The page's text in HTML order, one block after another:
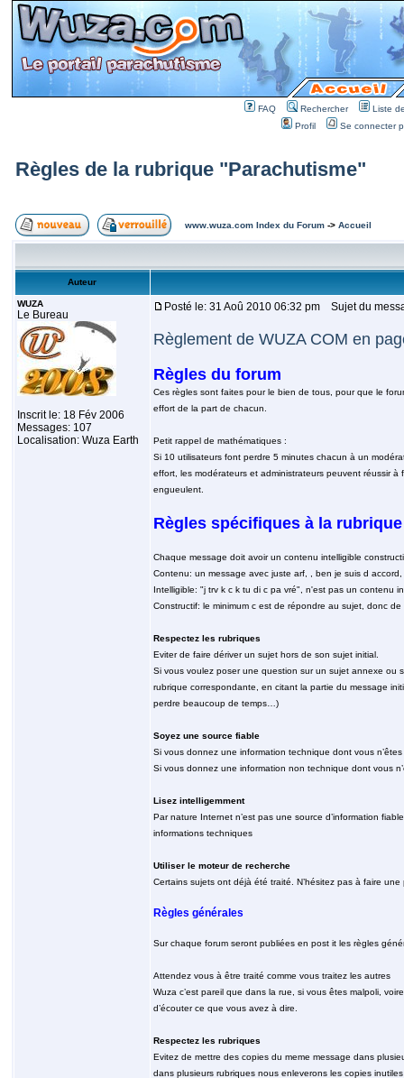
FAQ Rechercher
Liste
Profil
Se connecter
Règles de la rubrique "Parachutisme"
www.wuza.com Index du Forum-> Accueil
Auteur
WUZA
Le Bureau
Inscrit le: 18 Fév 2006
Messages: 107
Localisation: Wuza Earth
Posté le: 31 Aoû 2010 06:32 pm Sujet du
Règlement de WUZA COM en
Règles du forum
Ces règles sont faites pour le bien de tous, pour que le
effort de la part de chacun.
Petit rappel de mathématiques :
Si 10 utilisateurs font perdre 5 minutes chacun à un
effort, les modérateurs et administrateurs peuvent réussir
engueulent.
Règles spécifiques à la
Chaque message doit avoir un contenu intelligible
Contenu: un message avec juste arf, , ben je suis d
Intelligible: "j trv k c k tu di c pa vré", n'est pas un contenu
Constructif: le minimum c est de répondre au sujet, donc
Respectez les rubriques
Eviter de faire dériver un sujet hors de son sujet initial.
Si vous voulez poser une question sur un sujet annexe ou
rubrique correspondante, en citant la partie du message
perdre beaucoup de temps…)
Soyez une source fiable
Si vous donnez une information technique dont vous
Si vous donnez une information non technique dont vous
Lisez intelligemment
Par nature Internet n’est pas une source d’information
informations techniques
Utiliser le moteur de recherche
Certains sujets ont déjà été traité. N’hésitez pas à faire
Règles générales
Sur chaque forum seront publiées en post it les règles
Attendez vous à être traité comme vous traitez les autres
Wuza c’est pareil que dans la rue, si vous êtes malpoli,
d’écouter ce que vous avez à dire.
Respectez les rubriques
Evitez de mettre des copies du meme message dans
dans plusieurs rubriques nous enleverons les copies inutiles